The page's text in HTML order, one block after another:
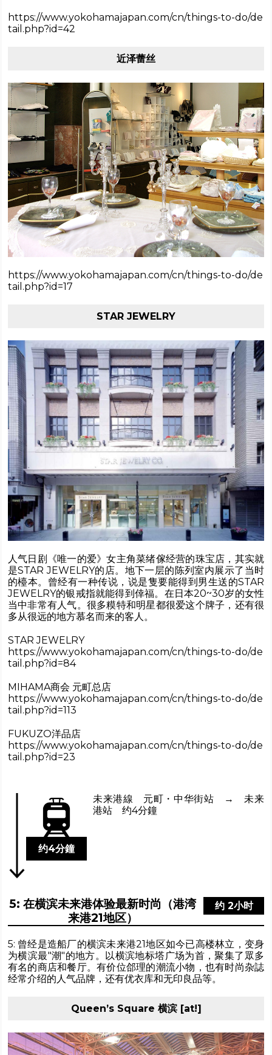
https://www.yokohamajapan.com/cn/things-to-do/de
tail.php?id=42
近泽蕾丝
https://www.yokohamajapan.com/cn/things-to-do/de
tail.php?id=17
STAR JEWELRY
人气日剧《唯一的爱》女主角菜绪傢经营的珠宝店，其实就
是STAR JEWELRY的店。地下一层的陈列室内展示了当时
的檯本。曾经有一种传说，说是隻要能得到男生送的STAR
JEWELRY的银戒指就能得到倖福。在日本20~30岁的女性
当中非常有人气。很多糢特和明星都很爱这个牌子，还有很
多从很远的地方慕名而来的客人。
STAR JEWELRY
https://www.yokohamajapan.com/cn/things-to-do/de
tail.php?id=84
MIHAMA商会 元町总店
https://www.yokohamajapan.com/cn/things-to-do/de
tail.php?id=113
FUKUZO洋品店
https://www.yokohamajapan.com/cn/things-to-do/de
tail.php?id=23
约4分鐘
未来港線 元町・中华街站 → 未来
港站 约4分鐘
约 2小时
5: 在横滨未来港体验最新时尚（港湾
来港21地区）
5: 曾经是造船厂的横滨未来港21地区如今已高楼林立，变身
为横滨最"潮"的地方。以横滨地标塔广场为首，聚集了眾多
有名的商店和餐厅。有价位郃理的潮流小物，也有时尚杂誌
经常介绍的人气品牌，还有优衣库和无印良品等。
Queen’s Square 横滨 [at!]